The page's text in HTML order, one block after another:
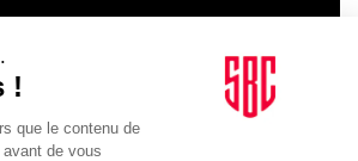
INFLUENCIA